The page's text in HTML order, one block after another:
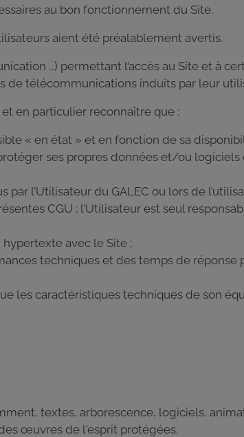
au bon fonctionnement du Site.
aient été préalablement avertis.
…) permettant l’accès au Site et à
de télécommunications induits par leur
en particulier reconnaître que :
« en état » et en fonction de sa
ses propres données et/ou
l’Utilisateur du GALEC ou lors de
CGU ; l’Utilisateur est seul
avec le Site ;
techniques et des temps de
les caractéristiques techniques de son
textes, arborescence, logiciels,
œuvres de l'esprit protégées.